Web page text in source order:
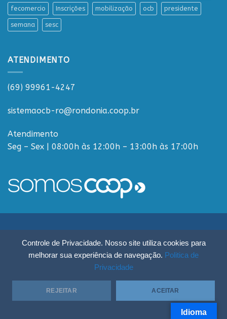
Controle de Privacidade. Nosso site utiliza cookies para
melhorar sua experiência de navegação. Politica de
Privacidade
REJEITAR ACEITAR
fecomercio Inscrições mobilização ocb presidente
semana sesc
ATENDIMENTO
(69) 99961-4247
sistemaocb-ro@rondonia.coop.br
Atendimento
Seg – Sex | 08:00h às 12:00h – 13:00h às 17:00h
Sistema OCB Rondônia © Todos os Direitos Reservados - R. Paulo
Macalão, 4675 - Flodoaldo Pontes Pinto, Porto Velho - RO, 76820-454
Idioma